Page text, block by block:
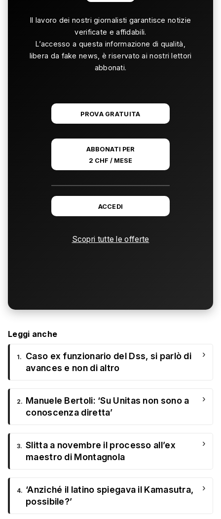
Il lavoro dei nostri giornalisti garantisce notizie
verificate e affidabili.
L’accesso a questa informazione di qualità,
libera da fake news, è riservato ai nostri lettori
abbonati.
PROVA GRATUITA
ABBONATI PER
2 CHF / MESE
ACCEDI
Scopri tutte le offerte
Leggi anche
1.
Caso ex funzionario del Dss, si parlò di
avances e non di altro
›
2. Manuele Bertoli: ‘Su Unitas non sono a
conoscenza diretta’
›
3. Slitta a novembre il processo all’ex
maestro di Montagnola
›
4. ‘Anziché il latino spiegava il Kamasutra,
possibile?’
›